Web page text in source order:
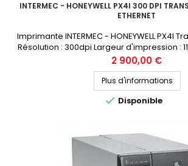
INTERMEC - HONEYWELL PX4I 300 DPI
ETHERNET
Imprimante INTERMEC - HONEYWELL PX4I
Résolution : 300dpi Largeur d'impression :
Connectique : USB, Ethernet, RS232 Prix public
HT Demandez votre devis
Prix
2 900,00 €
Plus d'informations
 Disponible